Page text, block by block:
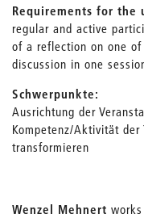
Requirements for the
regular and active
of a reflection on one
discussion in one
Schwerpunkte:
Ausrichtung der
Kompetenz/Aktivität der
transformieren
Wenzel Mehnert